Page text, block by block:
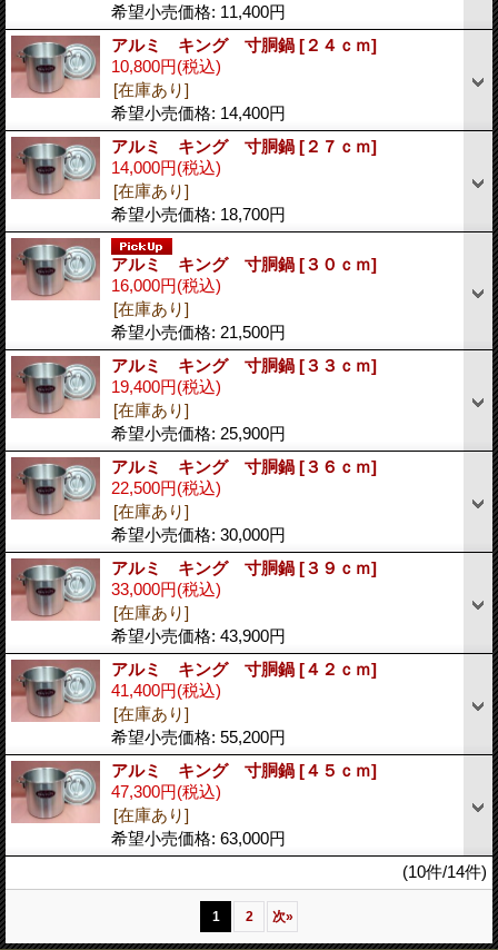
希望小売価格: 11,400円
アルミ キング 寸胴鍋 [２４ｃｍ]
10,800円(税込)
[在庫あり]
希望小売価格: 14,400円
アルミ キング 寸胴鍋 [２７ｃｍ]
14,000円(税込)
[在庫あり]
希望小売価格: 18,700円
アルミ キング 寸胴鍋 [３０ｃｍ]
16,000円(税込)
[在庫あり]
希望小売価格: 21,500円
アルミ キング 寸胴鍋 [３３ｃｍ]
19,400円(税込)
[在庫あり]
希望小売価格: 25,900円
アルミ キング 寸胴鍋 [３６ｃｍ]
22,500円(税込)
[在庫あり]
希望小売価格: 30,000円
アルミ キング 寸胴鍋 [３９ｃｍ]
33,000円(税込)
[在庫あり]
希望小売価格: 43,900円
アルミ キング 寸胴鍋 [４２ｃｍ]
41,400円(税込)
[在庫あり]
希望小売価格: 55,200円
アルミ キング 寸胴鍋 [４５ｃｍ]
47,300円(税込)
[在庫あり]
希望小売価格: 63,000円
(10件/14件)
1 2 次»